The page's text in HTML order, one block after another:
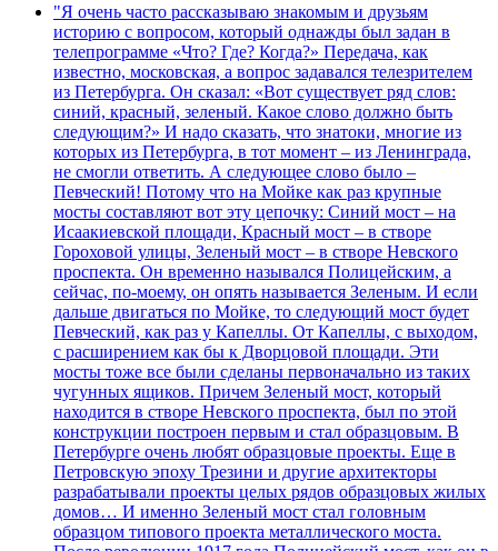
"Я очень часто рассказываю знакомым и друзьям
историю с вопросом, который однажды был задан в
телепрограмме «Что? Где? Когда?» Передача, как
известно, московская, а вопрос задавался телезрителем
из Петербурга. Он сказал: «Вот существует ряд слов:
синий, красный, зеленый. Какое слово должно быть
следующим?» И надо сказать, что знатоки, многие из
которых из Петербурга, в тот момент – из Ленинграда,
не смогли ответить. А следующее слово было –
Певческий! Потому что на Мойке как раз крупные
мосты составляют вот эту цепочку: Синий мост – на
Исаакиевской площади, Красный мост – в створе
Гороховой улицы, Зеленый мост – в створе Невского
проспекта. Он временно назывался Полицейским, а
сейчас, по-моему, он опять называется Зеленым. И если
дальше двигаться по Мойке, то следующий мост будет
Певческий, как раз у Капеллы. От Капеллы, с выходом,
с расширением как бы к Дворцовой площади. Эти
мосты тоже все были сделаны первоначально из таких
чугунных ящиков. Причем Зеленый мост, который
находится в створе Невского проспекта, был по этой
конструкции построен первым и стал образцовым. В
Петербурге очень любят образцовые проекты. Еще в
Петровскую эпоху Трезини и другие архитекторы
разрабатывали проекты целых рядов образцовых жилых
домов… И именно Зеленый мост стал головным
образцом типового проекта металлического моста.